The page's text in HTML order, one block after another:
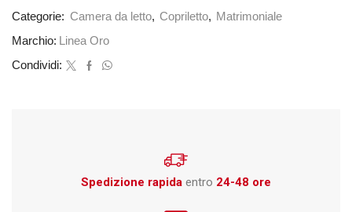
Categorie: Camera da letto, Copriletto, Matrimoniale
Marchio:
Linea Oro
Condividi:
Spedizione rapida entro 24-48 ore